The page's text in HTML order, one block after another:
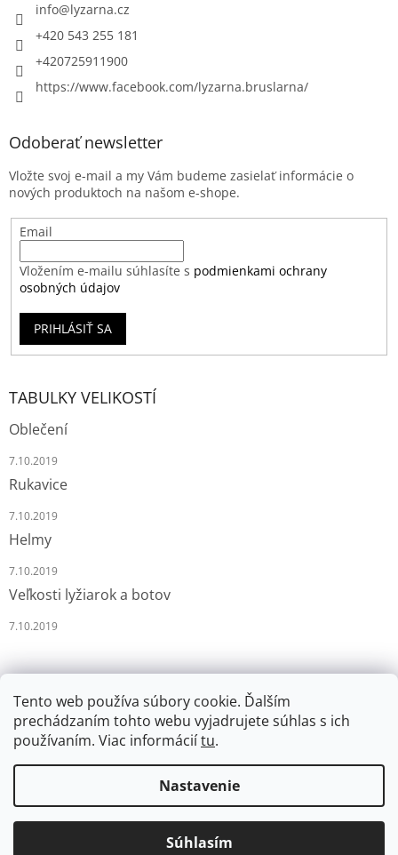
Tento web používa súbory cookie. Ďalším
prechádzaním tohto webu vyjadrujete súhlas s ich
používaním. Viac informáciítu.
Nastavenie
Súhlasím
info@lyzarna.cz
+420 543 255 181
+420725911900
https://www.facebook.com/lyzarna.bruslarna/
Odoberať newsletter
Vložte svoj e-mail a my Vám budeme zasielať informácie o
nových produktoch na našom e-shope.
Email
Vložením e-mailu súhlasíte s podmienkami ochrany
osobných údajov
PRIHLÁSIŤ SA
TABULKY VELIKOSTÍ
Oblečení
7.10.2019
Rukavice
7.10.2019
Helmy
7.10.2019
Veľkosti lyžiarok a botov
7.10.2019
Copyright 2026LYŽÁRNA-BRUSLÁRNA. Všetky práva
vyhradené.